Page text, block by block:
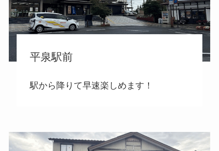
平泉駅前
駅から降りて早速楽しめます！